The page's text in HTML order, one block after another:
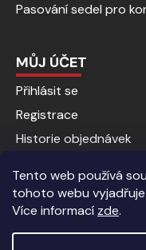
Tento web používá
tohoto webu
Více informací zde.
Pasování sedel pro
MŮJ ÚČET
Přihlásit se
Registrace
Historie objednávek